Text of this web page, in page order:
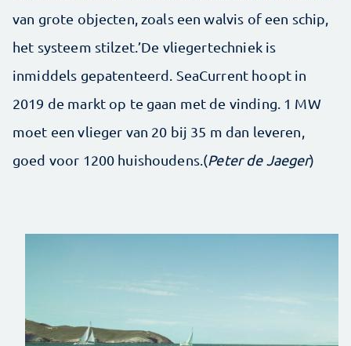
van grote objecten, zoals een walvis of een schip,
het systeem stilzet.’De vliegertechniek is
inmiddels gepatenteerd. SeaCurrent hoopt in
2019 de markt op te gaan met de vinding. 1 MW
moet een vlieger van 20 bij 35 m dan leveren,
goed voor 1200 huishoudens.(Peter de Jaeger)